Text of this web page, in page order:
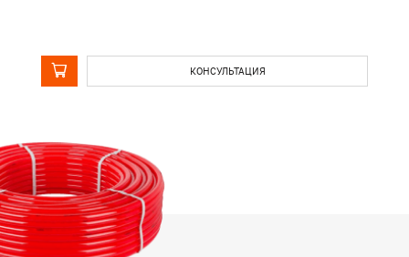
КОНСУЛЬТАЦИЯ